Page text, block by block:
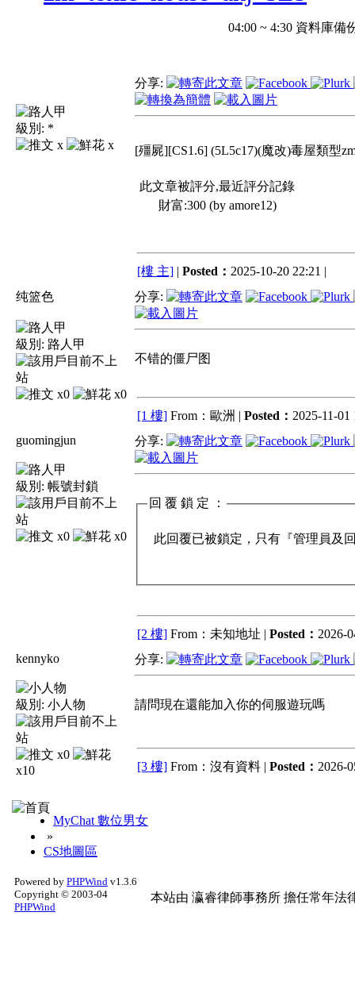
04:00 ~ 4:30 資料庫
級別: *
x
x
分享:
[殭屍][CS1.6] (5L5c17)(魔改)毒屋類型
此文章被評分,最近評分記錄
財富:300 (by amore12)
[樓 主] | Posted： 2025-10-20 22:21 |
纯篮色
級別: 路人甲
x0 x0
分享:
不错的僵尸图
[1 樓] From：歐洲 | Posted： 2025-11-01
guomingjun
級別: 帳號封鎖
x0 x0
分享:
回 覆 鎖 定 ：
此回覆已被鎖定，只有『管理員及
[2 樓] From：未知地址 | Posted： 2026-
kennyko
級別: 小人物
x0
x10
分享:
請問現在還能加入你的伺服遊玩嗎
[3 樓] From：沒有資料 | Posted： 2026-
MyChat 數位男女
»
CS地圖區
Powered by PHPWind v1.3.6
Copyright © 2003-04
PHPWind
本站由 瀛睿律師事務所 擔任常年法